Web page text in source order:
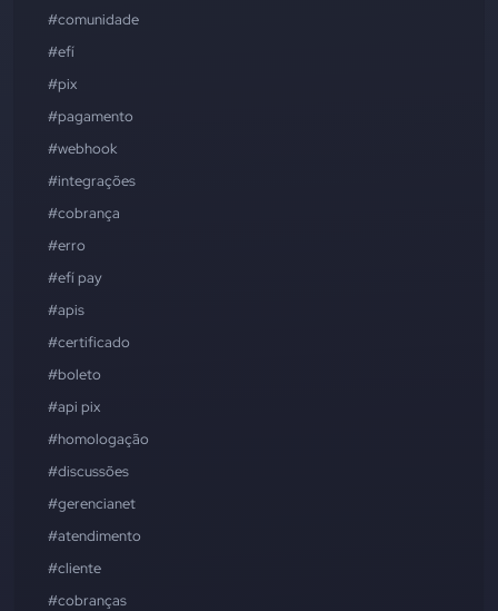
#comunidade
#efí
#pix
#pagamento
#webhook
#integrações
#cobrança
#erro
#efí pay
#apis
#certificado
#boleto
#api pix
#homologação
#discussões
#gerencianet
#atendimento
#cliente
#cobranças